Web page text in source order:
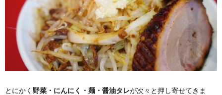
とにかく 野菜・にんにく・麺・醤油タレが次々と押し寄せてきま